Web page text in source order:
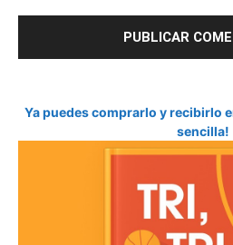
Ya puedes comprarlo y recibirlo
sencilla!